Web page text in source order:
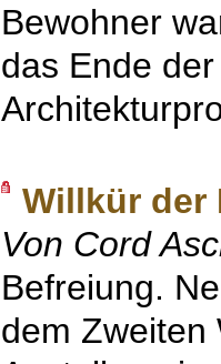
Bewohner
das Ende
Willkür der
Von Cord
Befreiung.
dem Zweiten